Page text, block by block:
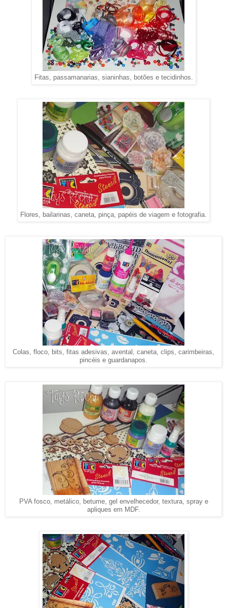
Fitas, passamanarias, sianinhas, botões e tecidinhos.
Flores, bailarinas, caneta, pinça, papéis de viagem e fotografia.
Colas, floco, bits, fitas adesivas, avental, caneta, clips, carimbeiras,
pincéis e guardanapos.
PVA fosco, metálico, betume, gel envelhecedor, textura, spray e
apliques em MDF.